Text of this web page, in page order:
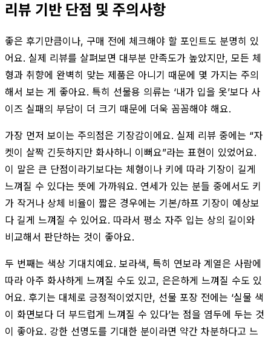
리뷰 기반 단점 및 주의사항
좋은 후기만큼이나, 구매 전에 체크해야 할 포인트도 분명히 있
어요. 실제 리뷰를 살펴보면 대부분 만족도가 높았지만, 모든 체
형과 취향에 완벽히 맞는 제품은 아니기 때문에 몇 가지는 주의
해서 보는 게 좋아요. 특히 선물용 의류는 ‘내가 입을 옷’보다 사
이즈 실패의 부담이 더 크기 때문에 더욱 꼼꼼해야 해요.
가장 먼저 보이는 주의점은 기장감이에요. 실제 리뷰 중에는 “자
켓이 살짝 긴듯하지만 화사하니 이뻐요”라는 표현이 있었어요.
이 말은 큰 단점이라기보다는 체형이나 키에 따라 기장이 길게
느껴질 수 있다는 뜻에 가까워요. 연세가 있는 분들 중에서도 키
가 작거나 상체 비율이 짧은 경우에는 기본/하프 기장이 예상보
다 길게 느껴질 수 있어요. 따라서 평소 자주 입는 상의 길이와
비교해서 판단하는 것이 좋아요.
두 번째는 색상 기대치예요. 보라색, 특히 연보라 계열은 사람에
따라 아주 화사하게 느껴질 수도 있고, 은은하게 느껴질 수도 있
어요. 후기는 대체로 긍정적이었지만, 선물 포장 전에는 ‘실물 색
이 화면보다 더 부드럽게 느껴질 수 있다’는 점을 염두에 두는 것
이 좋아요. 강한 선명도를 기대한 분이라면 약간 차분하다고 느